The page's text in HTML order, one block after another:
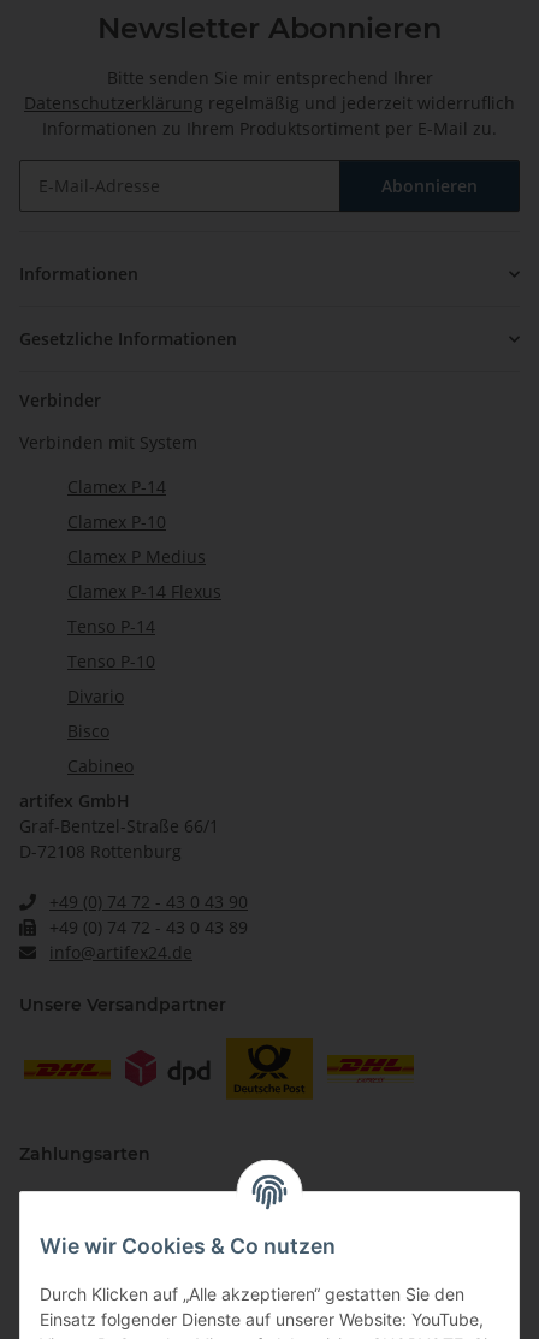
Wie wir Cookies & Co nutzen
Durch Klicken auf „Alle akzeptieren“ gestatten Sie den
Einsatz folgender Dienste auf unserer Website: YouTube,
Newsletter Abonnieren
Bitte senden Sie mir entsprechend Ihrer
Datenschutzerklärung regelmäßig und jederzeit widerruflich
Informationen zu Ihrem Produktsortiment per E-Mail zu.
Abonnieren
Informationen
Gesetzliche Informationen
Verbinder
Verbinden mit System
Clamex P-14
Clamex P-10
Clamex P Medius
Clamex P-14 Flexus
Tenso P-14
Tenso P-10
Divario
Bisco
Cabineo
artifex GmbH
Graf-Bentzel-Straße 66/1
D-72108 Rottenburg
+49 (0) 74 72 - 43 0 43 90
+49 (0) 74 72 - 43 0 43 89
info@artifex24.de
Unsere Versandpartner
Zahlungsarten